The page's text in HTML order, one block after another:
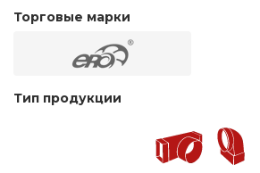
Торговые марки
Тип продукции